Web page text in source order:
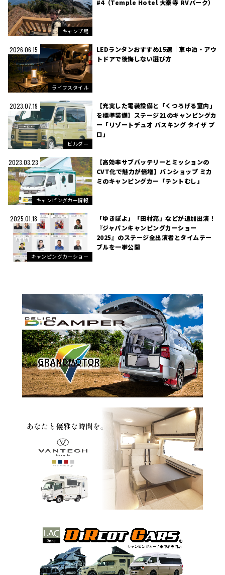
キャンプ場
#4（Temple Hotel 大泰寺 RVパーク）
2026.06.15
ライフスタイル
LEDランタンおすすめ15選｜車中泊・アウ
トドアで後悔しない選び方
2023.07.19
ビルダー
【充実した電装設備と「くつろげる室内」
を標準装備】ステージ21のキャンピングカ
ー「リゾートデュオ バスキング タイザ プ
ロ」
2023.03.23
キャンピングカー情報
【高効率サブバッテリーとミッションの
CVT化で魅力が倍増】バンショップ ミカ
ミのキャンピングカー「テントむし」
2025.01.18
キャンピングカーショー
「ゆきぽよ」「田村亮」などが追加出演！
『ジャパンキャンピングカーショー
2025』のステージ全出演者とタイムテー
ブルを一挙公開